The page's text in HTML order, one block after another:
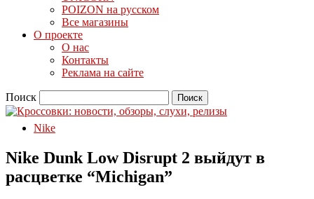
POIZON на русском
Все магазины
О проекте
О нас
Контакты
Реклама на сайте
Поиск
Nike
Nike Dunk Low Disrupt 2 выйдут в
расцветке “Michigan”